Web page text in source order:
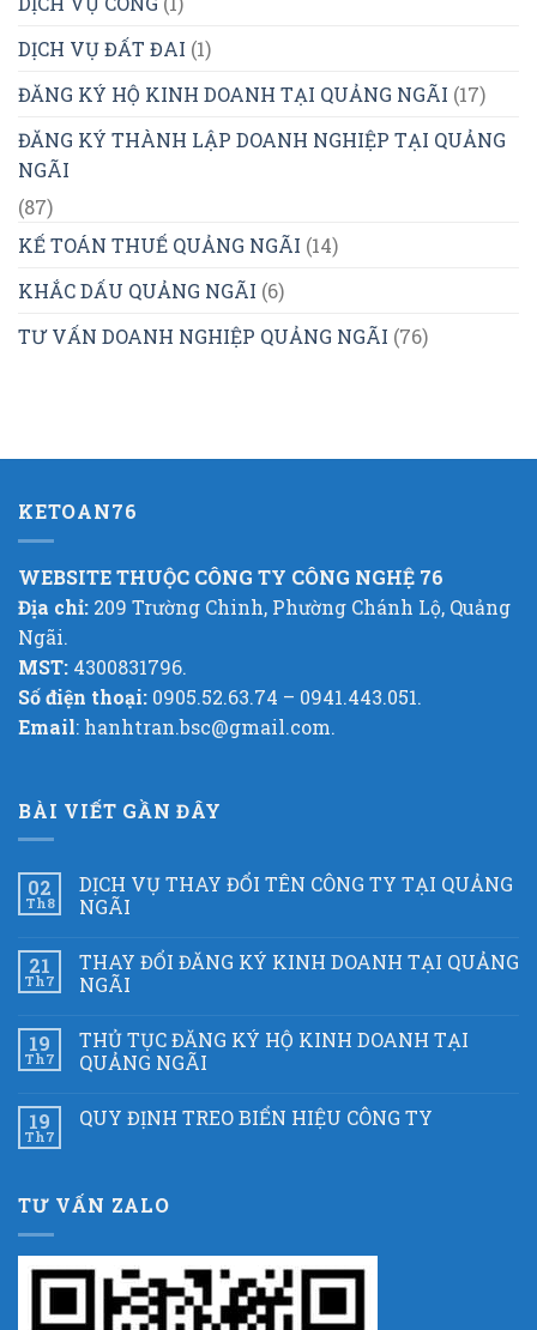
DỊCH VỤ ĐẤT ĐAI (1)
ĐĂNG KÝ HỘ KINH DOANH TẠI QUẢNG NGÃI (17)
ĐĂNG KÝ THÀNH LẬP DOANH NGHIỆP TẠI QUẢNG
NGÃI
(87)
KẾ TOÁN THUẾ QUẢNG NGÃI (14)
KHẮC DẤU QUẢNG NGÃI (6)
TƯ VẤN DOANH NGHIỆP QUẢNG NGÃI (76)
KETOAN76
WEBSITE THUỘC CÔNG TY CÔNG NGHỆ 76
Địa chỉ: 209 Trường Chinh, Phường Chánh Lộ, Quảng
Ngãi.
MST: 4300831796.
Số điện thoại: 0905.52.63.74 – 0941.443.051.
Email: hanhtran.bsc@gmail.com.
BÀI VIẾT GẦN ĐÂY
02
Th8
DỊCH VỤ THAY ĐỔI TÊN CÔNG TY TẠI QUẢNG
NGÃI
21
Th7
THAY ĐỔI ĐĂNG KÝ KINH DOANH TẠI QUẢNG
NGÃI
19
Th7
THỦ TỤC ĐĂNG KÝ HỘ KINH DOANH TẠI
QUẢNG NGÃI
19
Th7
QUY ĐỊNH TREO BIỂN HIỆU CÔNG TY
TƯ VẤN ZALO